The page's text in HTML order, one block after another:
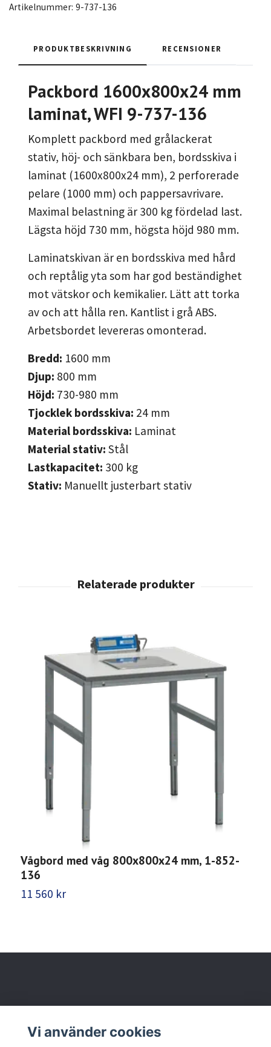
Artikelnummer: 9-737-136
PRODUKTBESKRIVNING RECENSIONER
Packbord 1600x800x24 mm
laminat, WFI 9-737-136
Komplett packbord med grålackerat
stativ, höj- och sänkbara ben, bordsskiva i
laminat (1600x800x24 mm), 2 perforerade
pelare (1000 mm) och pappersavrivare.
Maximal belastning är 300 kg fördelad last.
Lägsta höjd 730 mm, högsta höjd 980 mm.
Laminatskivan är en bordsskiva med hård
och reptålig yta som har god beständighet
mot vätskor och kemikalier. Lätt att torka
av och att hålla ren. Kantlist i grå ABS.
Arbetsbordet levereras omonterad.
Bredd: 1600 mm
Djup: 800 mm
Höjd: 730-980 mm
Tjocklek bordsskiva: 24 mm
Material bordsskiva: Laminat
Material stativ: Stål
Lastkapacitet: 300 kg
Stativ: Manuellt justerbart stativ
Vågbord med våg 800x800x24 mm, 1-852-
136
11 560 kr
Vi använder cookies